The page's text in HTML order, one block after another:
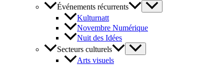
Événements récurrents
Kulturnatt
Novembre Numérique
Nuit des Idées
Secteurs culturels
Arts visuels